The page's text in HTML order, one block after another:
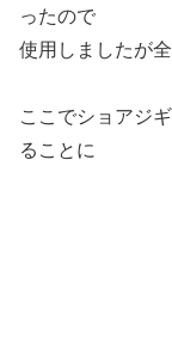
ったので
使用しましたが
ここでショアジ
ることに